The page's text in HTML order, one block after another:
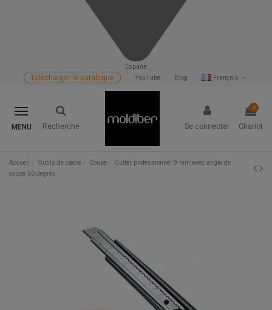
España
Français
Blog
YouTube
Télécharger le catalogue
MENU Recherche Se connecter
0
Chariot
Accueil Outils de cadre Coupe
Cutter professionnel 9 mm avec angle de
coupe 60 degrés